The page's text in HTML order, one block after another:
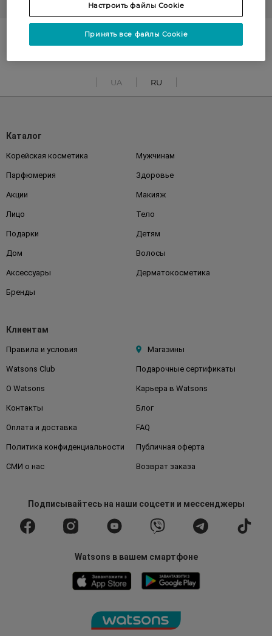
Поділитись із друзями
UA RU
Каталог
Корейская косметика Мужчинам
Парфюмерия Здоровье
Акции Макияж
Лицо Тело
Подарки Детям
Дом Волосы
Аксессуары Дерматокосметика
Бренды
Клиентам
Правила и условия Магазины
Watsons Club Подарочные сертификаты
О Watsons Карьера в Watsons
Контакты Блог
Оплата и доставка FAQ
Политика конфиденциальности Публичная оферта
СМИ о нас Возврат заказа
Подписывайтесьна наши соцсети и мессенджеры
Watsons в вашем смартфоне
Настроить файлы Cookie
Принять все файлы Cookie